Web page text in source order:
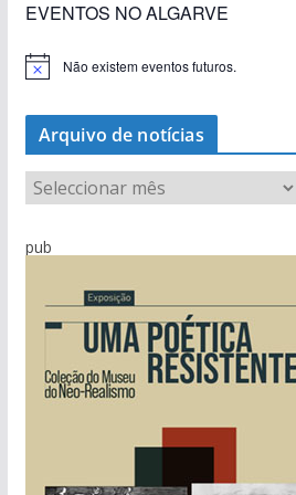
EVENTOS NO ALGARVE
Não existem eventos futuros.
Arquivo de notícias
r
q
pub